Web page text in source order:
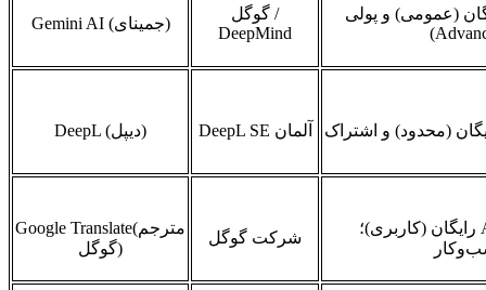
Gemini AI (جمینای)
گوگل /
DeepMind
(عمومی) و پولی
DeepL (دیپل) DeepL SE آلمان (محدود) و اشتراک
Google Translate(مترجم
گوگل)
شرکت گوگل
رایگان (کاربری)؛